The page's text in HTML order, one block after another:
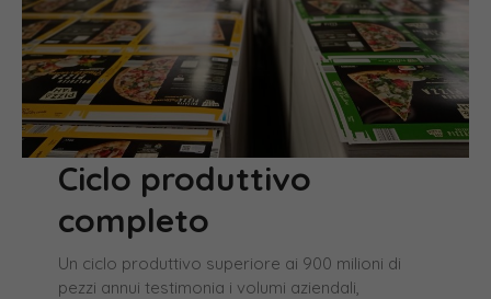
Ciclo produttivo
completo
Un ciclo produttivo superiore ai 900 milioni di
pezzi annui testimonia i volumi aziendali,